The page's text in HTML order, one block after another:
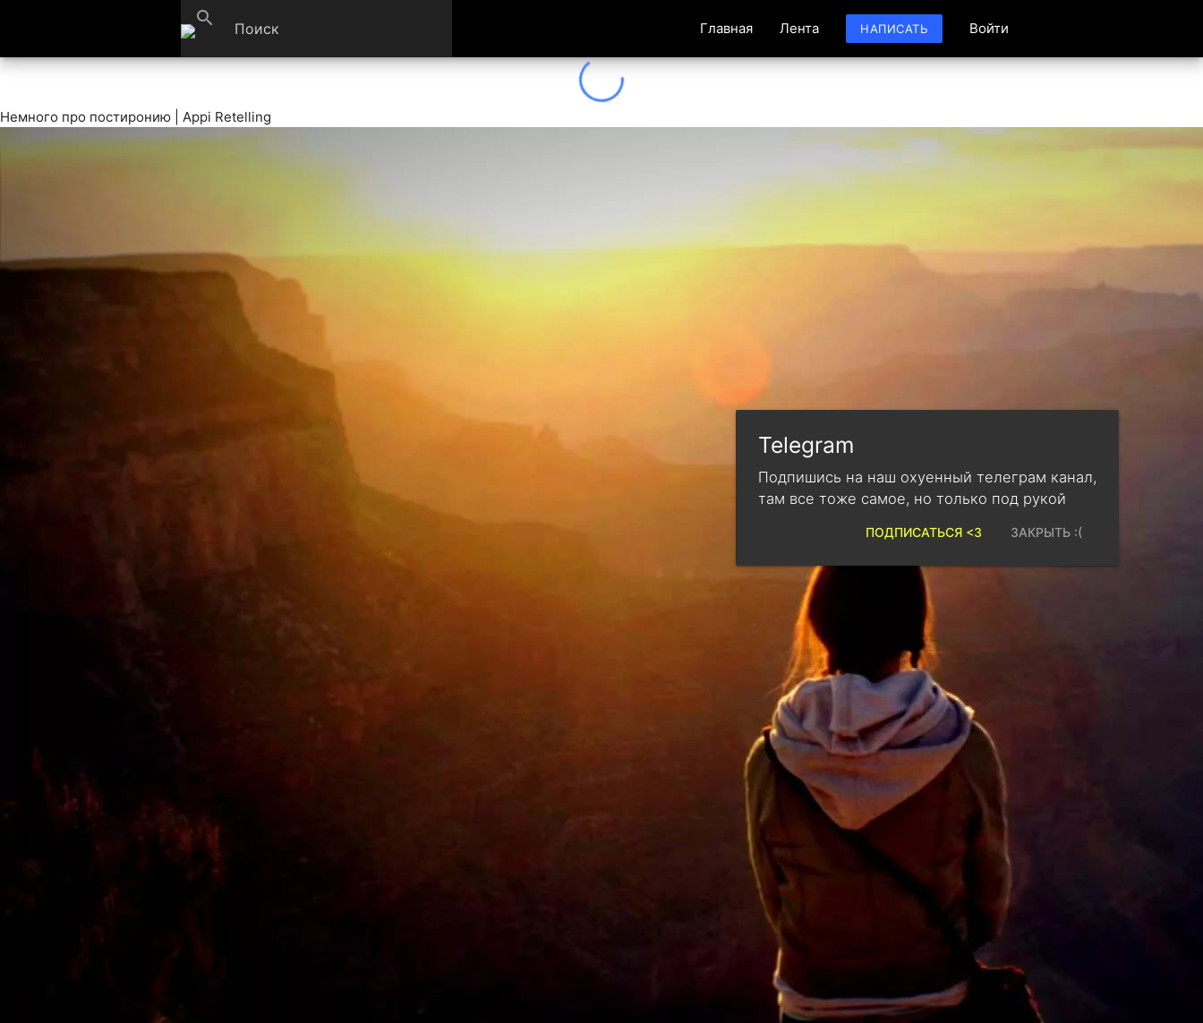
search Главная Лента НАПИСАТЬ Войти
Немного про постиронию | Appi Retelling
Telegram
Подпишись на наш охуенный телеграм канал,
там все тоже самое, но только под рукой
ЗАКРЫТЬ :(
ПОДПИСАТЬСЯ <3